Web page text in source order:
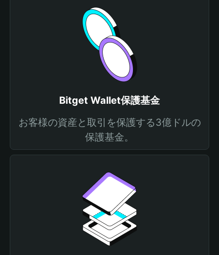
Bitget Wallet保護基金
お客様の資産と取引を保護する3億ドルの
保護基金。